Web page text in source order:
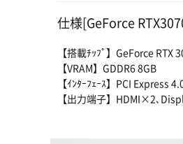
仕様[GeForce
【搭載ﾁｯﾌﾟ】GeForce RTX
【VRAM】GDDR6 8GB
【ｲﾝﾀｰﾌｪｰｽ】PCI Express
【出力端子】HDMI×2､